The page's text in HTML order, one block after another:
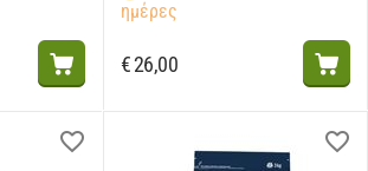
ημέρες
€26,00